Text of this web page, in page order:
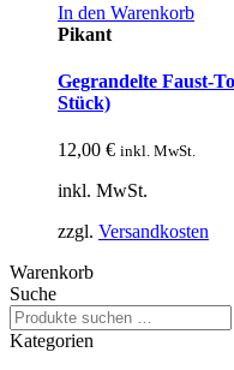
In den Warenkorb
Pikant
Gegrandelte Faust-
Stück)
12,00 € inkl. MwSt.
inkl. MwSt.
zzgl. Versandkosten
Warenkorb
Suche
Suchen
nach:
Kategorien